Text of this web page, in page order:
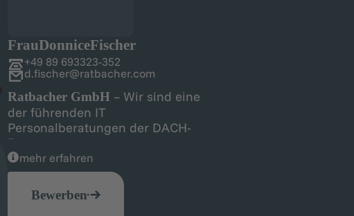
FrauDonniceFischer
+49 89 693323-352
d.fischer@ratbacher.com
Ratbacher GmbH – Wir sind eine
der führenden IT
Personalberatungen der DACH-
Region.
mehr erfahren
Bewerben